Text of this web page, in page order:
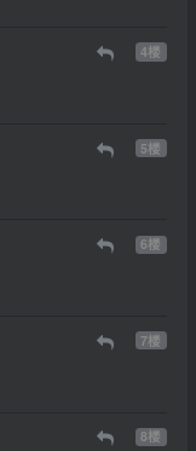
4楼
5楼
6楼
7楼
8楼